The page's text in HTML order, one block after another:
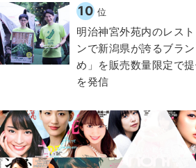
10 位
明治神宮外苑内のレス
ンで新潟県が誇るブラ
め」を販売数量限定で
を発信